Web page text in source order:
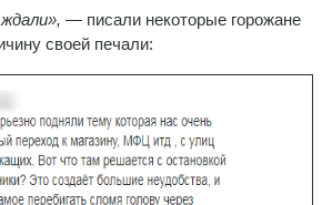
— писали некоторые горожане
своей печали: